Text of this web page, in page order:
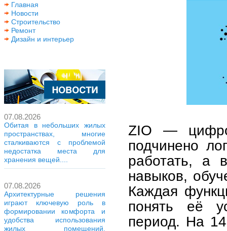
Главная
Новости
Строительство
Ремонт
Дизайн и интерьер
07.08.2026
Обитая в небольших жилых
пространствах, многие
сталкиваются с проблемой
недостатка места для
хранения вещей....
07.08.2026
Архитектурные решения
играют ключевую роль в
формировании комфорта и
удобства использования
жилых помещений.
ZIO —
подчинено
работать, а
навыков,
Каждая
понять её
период. На 14